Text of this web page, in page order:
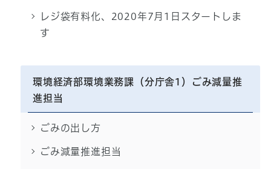
レジ袋有料化、2020年7月1日スタートしま
す
環境経済部環境業務課（分庁舎1）ごみ減量推
進担当
ごみの出し方
ごみ減量推進担当